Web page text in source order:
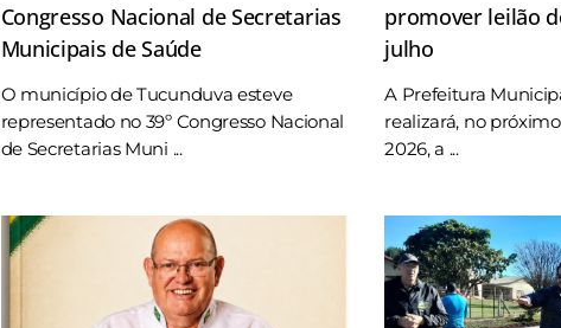
Congresso Nacional de Secretarias
Municipais de Saúde
O município de Tucunduva esteve
representado no 39º Congresso Nacional
de Secretarias Muni ...
promover leilão
julho
A Prefeitura
realizará, no
2026, a ...